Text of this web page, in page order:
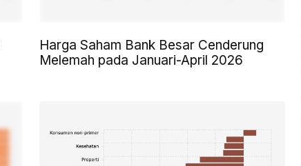
Harga Saham Bank Besar Cenderung
Melemah pada Januari-April 2026